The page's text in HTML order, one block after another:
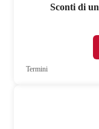
Sconti di
Termini